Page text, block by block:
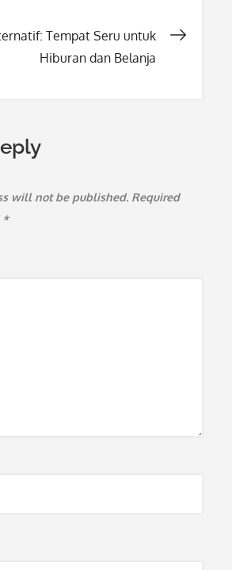
Tempat Seru untuk
Hiburan dan Belanja
will not be published. Required
*